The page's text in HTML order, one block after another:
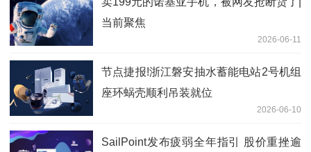
当前聚焦
2026-06-11
节点捷报!浙江磐安抽水蓄能电站2号机组
座环蜗壳顺利吊装就位
2026-06-10
SailPoint发布疲弱全年指引 股价重挫逾